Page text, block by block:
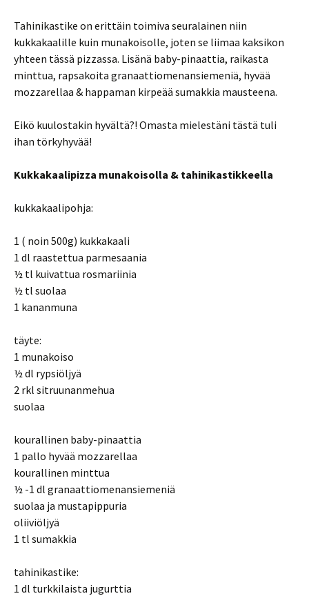
Tahinikastike on erittäin toimiva seuralainen niin
kukkakaalille kuin munakoisolle, joten se liimaa kaksikon
yhteen tässä pizzassa. Lisänä baby-pinaattia, raikasta
minttua, rapsakoita granaattiomenansiemeniä, hyvää
mozzarellaa & happaman kirpeää sumakkia mausteena.
Eikö kuulostakin hyvältä?! Omasta mielestäni tästä tuli
ihan törkyhyvää!
Kukkakaalipizza munakoisolla & tahinikastikkeella
kukkakaalipohja:
1 ( noin 500g) kukkakaali
1 dl raastettua parmesaania
½ tl kuivattua rosmariinia
½ tl suolaa
1 kananmuna
täyte:
1 munakoiso
½ dl rypsiöljyä
2 rkl sitruunanmehua
suolaa
kourallinen baby-pinaattia
1 pallo hyvää mozzarellaa
kourallinen minttua
½ -1 dl granaattiomenansiemeniä
suolaa ja mustapippuria
oliiviöljyä
1 tl sumakkia
tahinikastike:
1 dl turkkilaista jugurttia